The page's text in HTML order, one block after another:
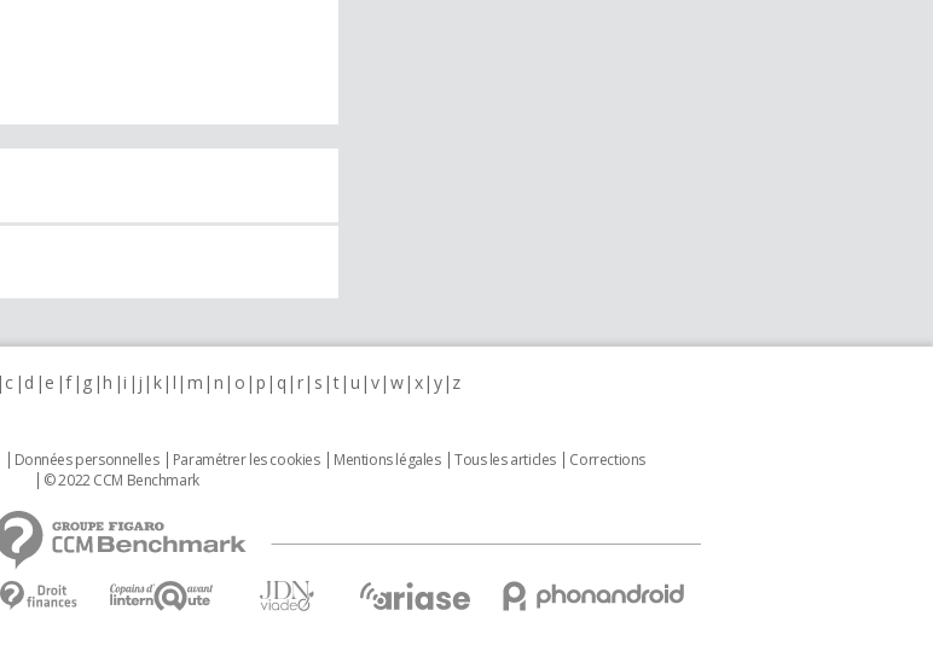
c d e f g h i j k l m n o p q r s t u v w x y z
Données personnelles Paramétrer les cookies Mentions légales Tous les articles
Corrections
© 2022 CCM Benchmark